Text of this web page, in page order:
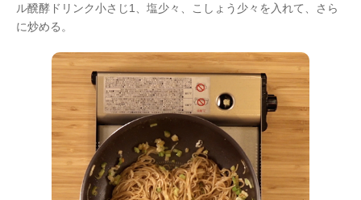
ル醗酵ドリンク小さじ1、塩少々、こしょう少々を入れて、さら
に炒める。